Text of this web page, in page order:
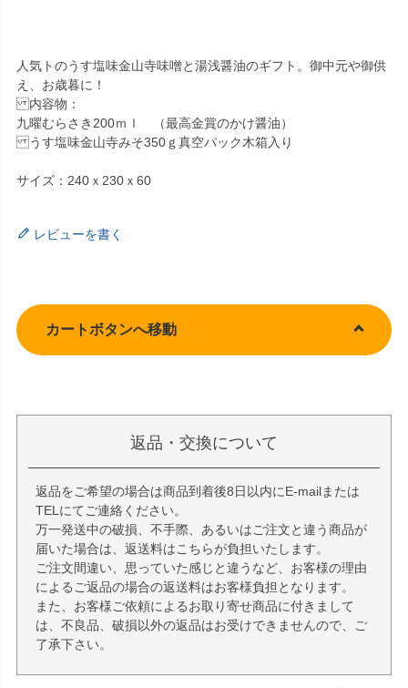
人気トのうす塩味金山寺味噌と湯浅醤油のギフト。御中元や御供
え、お歳暮に！
内容物：
九曜むらさき200ｍｌ （最高金賞のかけ醤油）
うす塩味金山寺みそ350ｇ真空パック木箱入り
サイズ：240ｘ230ｘ60
レビューを書く
カートボタンへ移動
返品・交換について
返品をご希望の場合は商品到着後8日以内にE-mailまたは
TELにてご連絡ください。
万一発送中の破損、不手際、あるいはご注文と違う商品が
届いた場合は、返送料はこちらが負担いたします。
ご注文間違い、思っていた感じと違うなど、お客様の理由
によるご返品の場合の返送料はお客様負担となります。
また、お客様ご依頼によるお取り寄せ商品に付きまして
は、不良品、破損以外の返品はお受けできませんので、ご
了承下さい。